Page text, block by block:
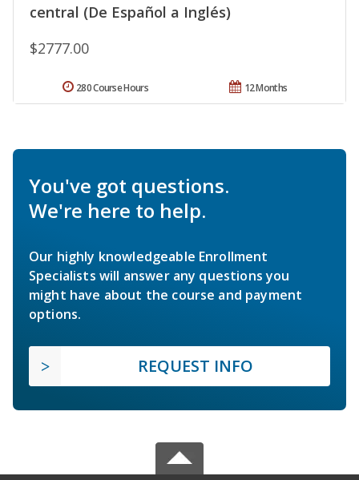
central (De Español a Inglés)
$2777.00
12 Months
280 Course Hours
You've got questions.
We're here to help.
Our highly knowledgeable Enrollment
Specialists will answer any questions you
might have about the course and payment
options.
REQUEST INFO